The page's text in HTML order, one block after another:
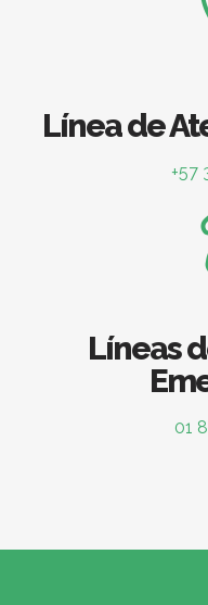
Línea de
+57
Líneas
01